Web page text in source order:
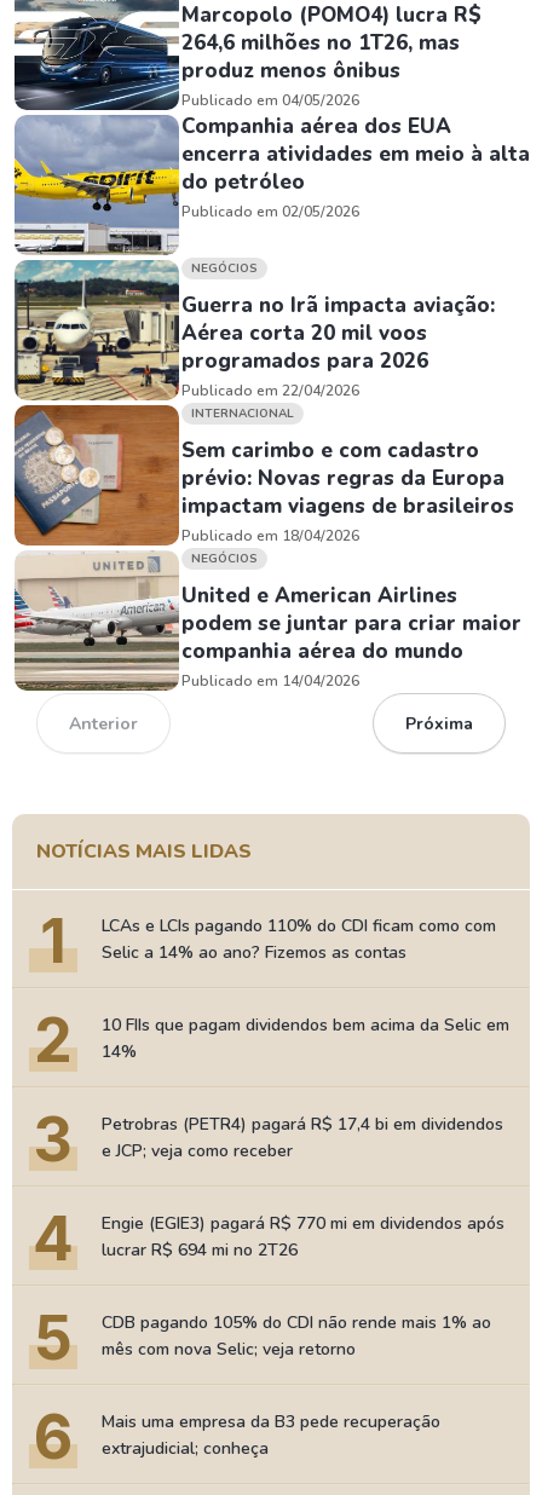
Marcopolo (POMO4) lucra R$
264,6 milhões no 1T26, mas
produz menos ônibus
Publicado em 04/05/2026
Companhia aérea dos EUA
encerra atividades em meio à alta
do petróleo
Publicado em 02/05/2026
NEGÓCIOS
Guerra no Irã impacta aviação:
Aérea corta 20 mil voos
programados para 2026
Publicado em 22/04/2026
INTERNACIONAL
Sem carimbo e com cadastro
prévio: Novas regras da Europa
impactam viagens de brasileiros
Publicado em 18/04/2026
NEGÓCIOS
United e American Airlines
podem se juntar para criar maior
companhia aérea do mundo
Publicado em 14/04/2026
Anterior Próxima
NOTÍCIAS MAIS LIDAS
1
LCAs e LCIs pagando 110% do CDI ficam como com
Selic a 14% ao ano? Fizemos as contas
2
10 FIIs que pagam dividendos bem acima da Selic em
14%
3
Petrobras (PETR4) pagará R$ 17,4 bi em dividendos
e JCP; veja como receber
4
Engie (EGIE3) pagará R$ 770 mi em dividendos após
lucrar R$ 694 mi no 2T26
5
CDB pagando 105% do CDI não rende mais 1% ao
mês com nova Selic; veja retorno
6
Mais uma empresa da B3 pede recuperação
extrajudicial; conheça